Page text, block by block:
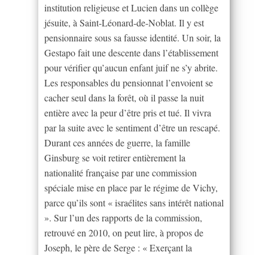
institution religieuse et Lucien dans un collège
jésuite, à Saint-Léonard-de-Noblat. Il y est
pensionnaire sous sa fausse identité. Un soir, la
Gestapo fait une descente dans l’établissement
pour vérifier qu’aucun enfant juif ne s’y abrite.
Les responsables du pensionnat l’envoient se
cacher seul dans la forêt, où il passe la nuit
entière avec la peur d’être pris et tué. Il vivra
par la suite avec le sentiment d’être un rescapé.
Durant ces années de guerre, la famille
Ginsburg se voit retirer entièrement la
nationalité française par une commission
spéciale mise en place par le régime de Vichy,
parce qu’ils sont « israélites sans intérêt national
». Sur l’un des rapports de la commission,
retrouvé en 2010, on peut lire, à propos de
Joseph, le père de Serge : « Exerçant la